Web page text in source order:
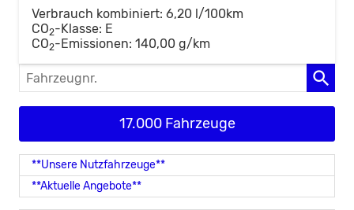
Verbrauch kombiniert: 6,20 l/100km
CO2-Klasse: E
CO2-Emissionen: 140,00 g/km
Fahrzeugnr.
17.000 Fahrzeuge
**Unsere Nutzfahrzeuge**
**Aktuelle Angebote**